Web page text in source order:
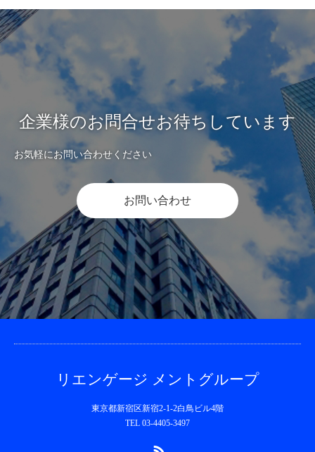
企業様のお問合せお待ちしています
お気軽にお問い合わせください
お問い合わせ
リエンゲージ メントグループ
東京都新宿区新宿2-1-2白鳥ビル4階
TEL 03-4405-3497